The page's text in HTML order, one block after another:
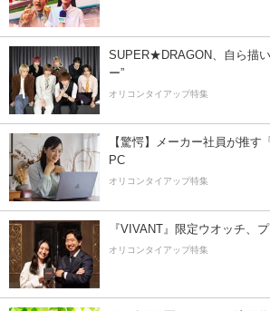
SUPER★DRAGON、自ら描
ー”
オリコンタイアップ特集
【驚愕】メーカー社員が推す
PC
オリコンタイアップ特集
『VIVANT』限定ウオッチ、
オリコンタイアップ特集